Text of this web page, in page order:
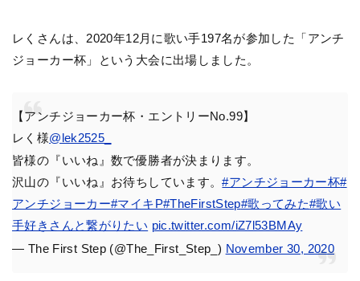
レくさんは、2020年12月に歌い手197名が参加した「アンチ
ジョーカー杯」という大会に出場しました。
【アンチジョーカー杯・エントリーNo.99】
レく様@lek2525_
皆様の『いいね』数で優勝者が決まります。
沢山の『いいね』お待ちしています。#アンチジョーカー杯#
アンチジョーカー#マイキP#TheFirstStep#歌ってみた#歌い
手好きさんと繋がりたい pic.twitter.com/iZ7l53BMAy
— The First Step (@The_First_Step_) November 30, 2020